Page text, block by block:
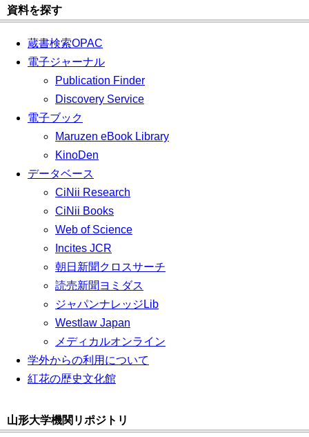
資料を探す
蔵書検索OPAC
電子ジャーナル
Publication Finder
Discovery Service
電子ブック
Maruzen eBook Library
KinoDen
データベース
CiNii Research
CiNii Books
Web of Science
Incites JCR
朝日新聞クロスサーチ
読売新聞ヨミダス
ジャパンナレッジLib
Westlaw Japan
メディカルオンライン
学外からの利用について
紅花の歴史文化館
山形大学機関リポジトリ